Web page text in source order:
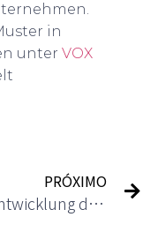
in
unter VOX
PRÓXIMO
Die Entwicklung der Casino -Treueprogramme